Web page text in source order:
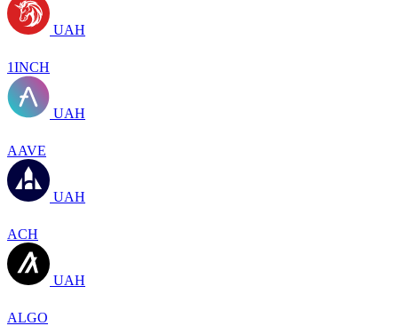
UAH
1INCH
UAH
AAVE
UAH
ACH
UAH
ALGO